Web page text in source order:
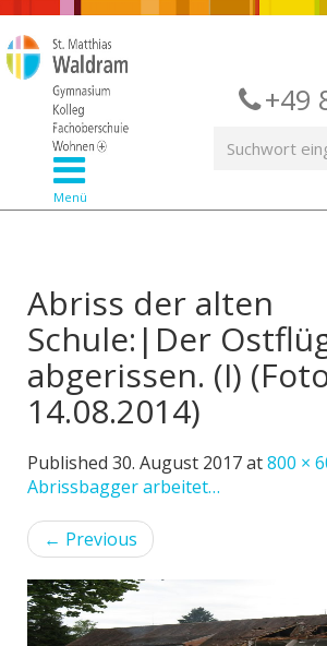
+49
Menü
Abriss der alten
Schule:|Der
abgerissen. (I)
14.08.2014)
Published 30. August 2017at800 ×
Abrissbagger arbeitet…
← Previous